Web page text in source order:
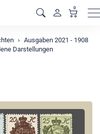
0
Ausgaben 2021 - 1908
Darstellungen